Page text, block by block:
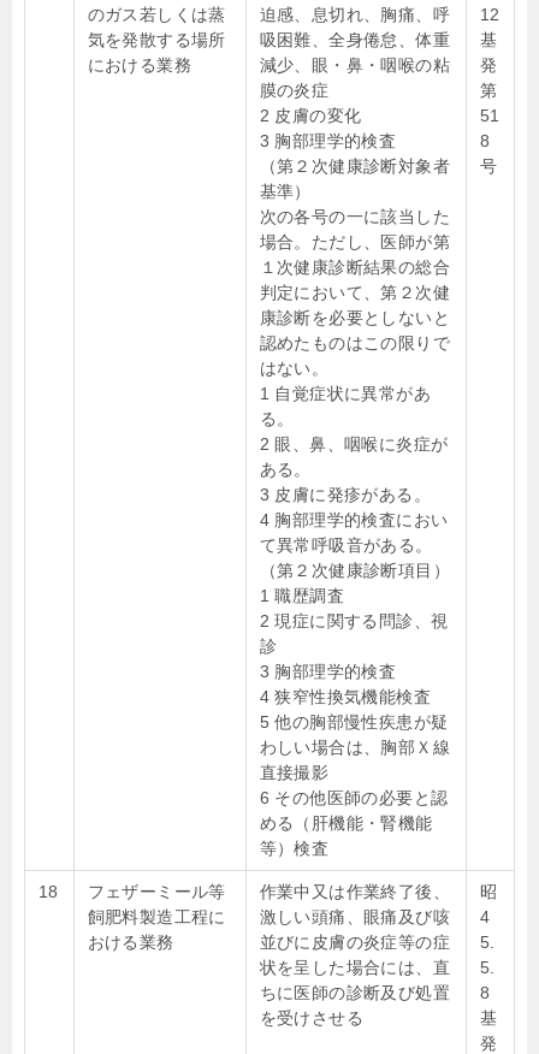
のガス若しくは蒸
気を発散する場所
における業務
迫感、息切れ、胸痛、呼
吸困難、全身倦怠、体重
減少、眼・鼻・咽喉の粘
膜の炎症
2 皮膚の変化
3 胸部理学的検査
（第２次健康診断対象者
基準）
次の各号の一に該当した
場合。ただし、医師が第
１次健康診断結果の総合
判定において、第２次健
康診断を必要としないと
認めたものはこの限りで
はない。
1 自覚症状に異常があ
る。
2 眼、鼻、咽喉に炎症が
ある。
3 皮膚に発疹がある。
4 胸部理学的検査におい
て異常呼吸音がある。
（第２次健康診断項目）
1 職歴調査
2 現症に関する問診、視
診
3 胸部理学的検査
4 狭窄性換気機能検査
5 他の胸部慢性疾患が疑
わしい場合は、胸部Ｘ線
直接撮影
6 その他医師の必要と認
める（肝機能・腎機能
等）検査
12
基
発
第
51
8
号
18
フェザーミール等
飼肥料製造工程に
おける業務
作業中又は作業終了後、
激しい頭痛、眼痛及び咳
並びに皮膚の炎症等の症
状を呈した場合には、直
ちに医師の診断及び処置
を受けさせる
昭
4
5.
5.
8
基
発